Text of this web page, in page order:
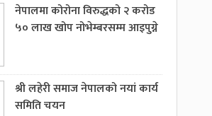
नेपालमा कोरोना विरुद्धको २ करोड
५० लाख खोप नोभेम्बरसम्म आइपुग्ने
श्री लहेरी समाज नेपालको नयां कार्य
समिति चयन